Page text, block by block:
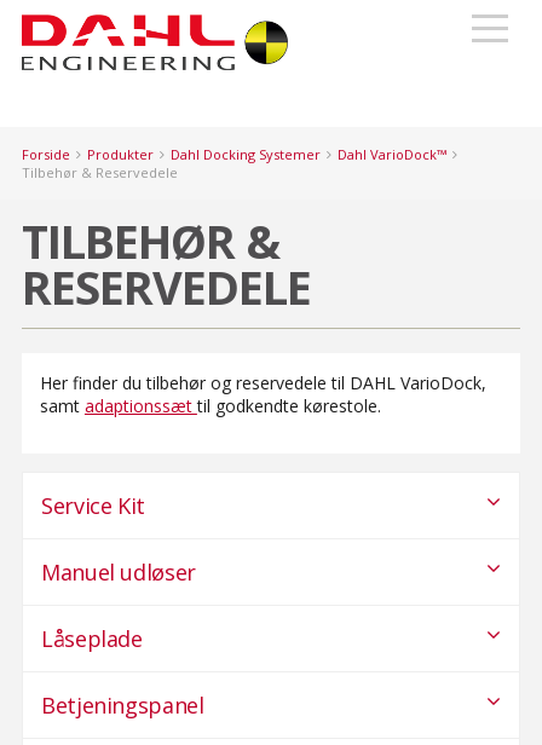
Forside Produkter Dahl Docking Systemer
Dahl VarioDock™
Tilbehør & Reservedele
TILBEHØR &
RESERVEDELE
Her finder du tilbehør og reservedele til DAHL VarioDock,
samt adaptionssættil godkendte kørestole.
Service Kit
Manuel udløser
Låseplade
Betjeningspanel